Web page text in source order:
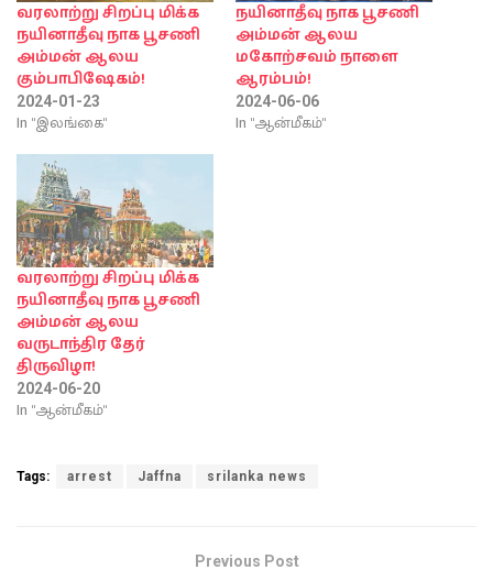
வரலாற்று சிறப்பு மிக்க
நயினாதீவு நாக பூசணி
அம்மன் ஆலய
கும்பாபிஷேகம்!
2024-01-23
In "இலங்கை"
நயினாதீவு நாக பூசணி
அம்மன் ஆலய
மகோற்சவம் நாளை
ஆரம்பம்!
2024-06-06
In "ஆன்மீகம்"
வரலாற்று சிறப்பு மிக்க
நயினாதீவு நாக பூசணி
அம்மன் ஆலய
வருடாந்திர தேர்
திருவிழா!
2024-06-20
In "ஆன்மீகம்"
Tags: arrest Jaffna srilanka news
Previous Post